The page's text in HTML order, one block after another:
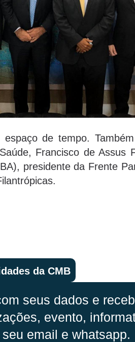
espaço de tempo.
Francisco de Assus
presidente da Frente
da CMB
seus dados e
evento,
email e whatsapp.